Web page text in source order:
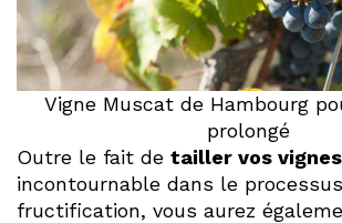
Vigne Muscat de Hambourg
prolongé
Outre le fait de tailler vos vignes
incontournable dans le
fructification, vous aurez